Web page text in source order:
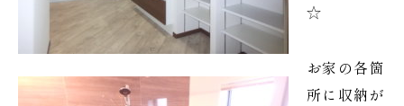
☆
お家の各箇
所に収納が